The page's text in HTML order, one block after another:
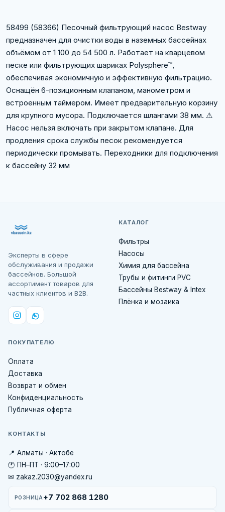
58499 (58366) Песочный фильтрующий насос Bestway
предназначен для очистки воды в наземных бассейнах
объёмом от 1 100 до 54 500 л. Работает на кварцевом
песке или фильтрующих шариках Polysphere™,
обеспечивая экономичную и эффективную фильтрацию.
Оснащён 6-позиционным клапаном, манометром и
встроенным таймером. Имеет предварительную корзину
для крупного мусора. Подключается шлангами 38 мм. ⚠
Насос нельзя включать при закрытом клапане. Для
продления срока службы песок рекомендуется
периодически промывать. Переходники для подключения
к бассейну 32 мм
Эксперты в сфере
обслуживания и продажи
бассейнов. Большой
ассортимент товаров для
частных клиентов и B2B.
КАТАЛОГ
Фильтры
Насосы
Химия для бассейна
Трубы и фитинги PVC
Бассейны Bestway & Intex
Плёнка и мозаика
ПОКУПАТЕЛЮ
Оплата
Доставка
Возврат и обмен
Конфиденциальность
Публичная оферта
КОНТАКТЫ
📍 Алматы · Актобе
🕐 ПН–ПТ · 9:00–17:00
✉ zakaz.2030@yandex.ru
РОЗНИЦА +7 702 868 1280